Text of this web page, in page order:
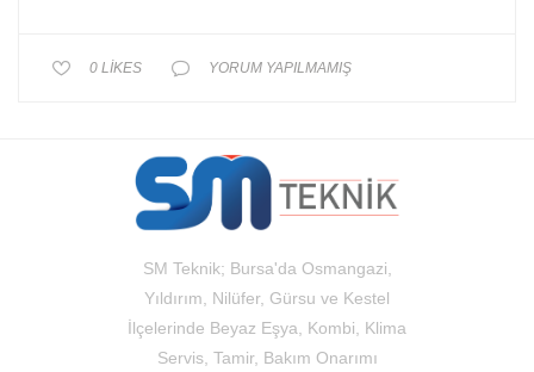
0 LIKES YORUM YAPILMAMIŞ
SM Teknik; Bursa'da Osmangazi,
Yıldırım, Nilüfer, Gürsu ve Kestel
İlçelerinde Beyaz Eşya, Kombi, Klima
Servis, Tamir, Bakım Onarımı